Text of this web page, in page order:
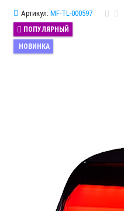
Артикул: MF-TL-000597
ПОПУЛЯРНЫЙ
НОВИНКА